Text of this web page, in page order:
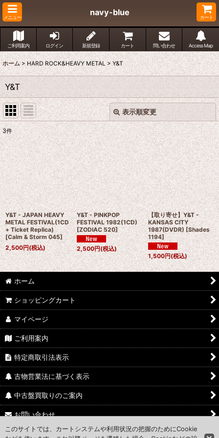
メニュー
navy-blue
カート
ご利用案内 ログイン 新規登録 カート 問い合わせ Access Map
ホーム > HARD ROCK&HEAVY METAL > Y&T
Y&T
表示順変更
表示数:
並び順:
絞り込む
閉じる
3件
Y&T - JAPAN HEAVY
METAL FESTIVAL(1CD
+ Ticket Replica)
[Calm & Storm 045]
2,500円(税込)
Y&T - PINKPOP
FESTIVAL 1982(1CD)
[ZODIAC 520]
2,500円(税込)
【取り寄せ】Y&T -
KANSAS CITY
1987(DVDR) [Shades
1194]
1,500円(税込)
ホーム
ショッピングカート
マイページ
ご利用案内
特定商取引法表示
古物営業法に基づく表示
中古盤買取りのご案内
お問い合わせ
Access Map
このサイトでは、カートシステムや利用状況の把握のためにCookie